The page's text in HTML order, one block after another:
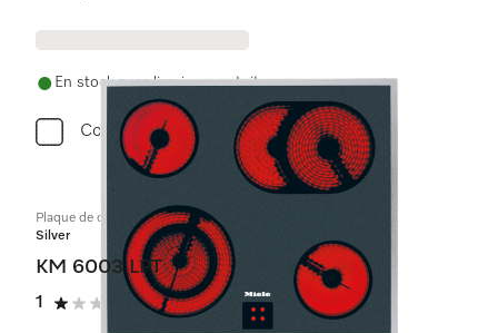
En stock avec livraison gratuite
Comparer
Plaque de cuisson commandée par le four
Silver
KM 6003 LPT
1
1 étoiles sur 5
(1 critique)